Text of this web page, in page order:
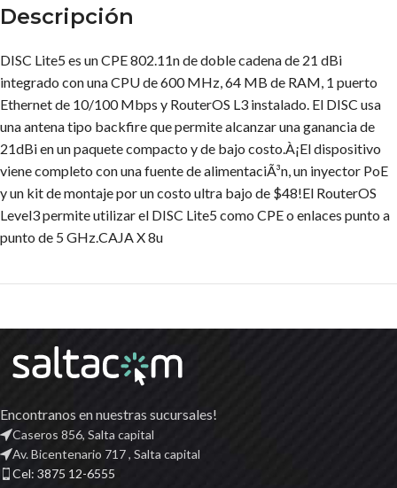
Descripción
DISC Lite5 es un CPE 802.11n de doble cadena de 21 dBi
integrado con una CPU de 600 MHz, 64 MB de RAM, 1 puerto
Ethernet de 10/100 Mbps y RouterOS L3 instalado. El DISC usa
una antena tipo backfire que permite alcanzar una ganancia de
21dBi en un paquete compacto y de bajo costo.À¡El dispositivo
viene completo con una fuente de alimentaciÃ³n, un inyector PoE
y un kit de montaje por un costo ultra bajo de $48!El RouterOS
Level3 permite utilizar el DISC Lite5 como CPE o enlaces punto a
punto de 5 GHz.CAJA X 8u
Encontranos en nuestras sucursales!
Caseros 856, Salta capital
Av. Bicentenario 717 , Salta capital
Cel: 3875 12-6555